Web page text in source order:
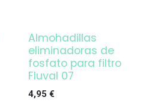
Almohadillas
eliminadoras de
fosfato para filtro
Fluval 07
4,95 €